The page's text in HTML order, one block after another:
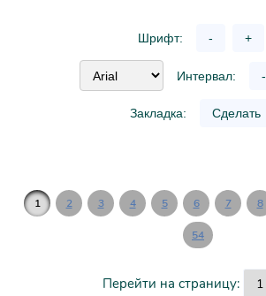
Шрифт: - +
Интервал: -
Закладка: Сделать
1 2 3 4 5 6 7 8
54
Перейти на страницу: